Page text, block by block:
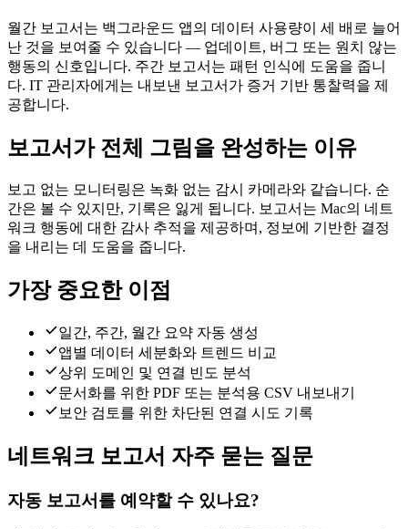
월간 보고서는 백그라운드 앱의 데이터 사용량이 세 배로 늘어
난 것을 보여줄 수 있습니다 — 업데이트, 버그 또는 원치 않는
행동의 신호입니다. 주간 보고서는 패턴 인식에 도움을 줍니
다. IT 관리자에게는 내보낸 보고서가 증거 기반 통찰력을 제
공합니다.
보고서가 전체 그림을 완성하는 이유
보고 없는 모니터링은 녹화 없는 감시 카메라와 같습니다. 순
간은 볼 수 있지만, 기록은 잃게 됩니다. 보고서는 Mac의 네트
워크 행동에 대한 감사 추적을 제공하며, 정보에 기반한 결정
을 내리는 데 도움을 줍니다.
가장 중요한 이점
일간, 주간, 월간 요약 자동 생성
앱별 데이터 세분화와 트렌드 비교
상위 도메인 및 연결 빈도 분석
문서화를 위한 PDF 또는 분석용 CSV 내보내기
보안 검토를 위한 차단된 연결 시도 기록
네트워크 보고서 자주 묻는 질문
자동 보고서를 예약할 수 있나요?